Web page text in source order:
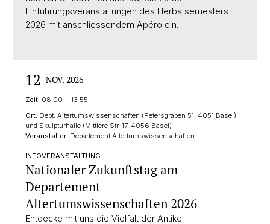
Einführungsveranstaltungen des Herbstsemesters
2026 mit anschliessendem Apéro ein.
12 NOV. 2026
Zeit: 08:00 - 13:55
Ort: Dept. Altertumswissenschaften (Petersgraben 51, 4051 Basel)
und Skulpturhalle (Mittlere Str. 17, 4056 Basel)
Veranstalter: Departement Altertumswissenschaften
INFOVERANSTALTUNG
Nationaler Zukunftstag am
Departement
Altertumswissenschaften 2026
Entdecke mit uns die Vielfalt der Antike!